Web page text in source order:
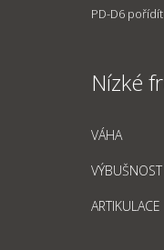
PD-D6
Nízké
VÁHA
VÝBUŠNOST
ARTIKULACE